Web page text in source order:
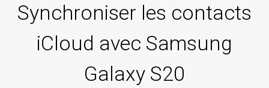
Synchroniser les contacts
iCloud avec Samsung
Galaxy S20